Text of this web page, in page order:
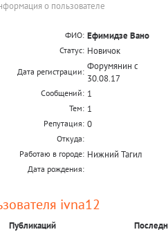
о пользователе
ФИО: Ефимидзе Вано
Статус: Новичок
Дата регистрации: Форумянин с
30.08.17
Сообщений: 1
Тем: 1
Репутация: 0
Откуда:
Работаю в городе: Нижний Тагил
Дата рождения:
ivna12
Публикаций